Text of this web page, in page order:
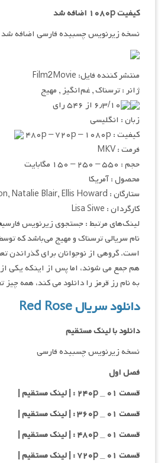
کیفیت ۱۰۸۰p اضافه شد
نسخه زیرنویس چسبیده فارسی اضافه شد
منتشر کننده فایل: Film2Movie
ژانر : ترسناک , غم‌انگیز , مهیج
۶٫۳/۱۰ از ۵۴۶ رای
زبان : انگلیسی
کیفیت : ۴۸۰p – ۷۲۰p – ۱۰۸۰p
فرمت : MKV
حجم : ۵۵۰ – ۲۵۰ – ۱۵۰ مگابایت
محصول : آمریکا
ستارگان : Amelia Clarkson, Natalie Blair, Ellis Howard
کارگردان : Lisa Siwe
لینک‌های مرتبط : جستجوی زیرنویس فارسی
نام سریالی ترسناک و مهیج می‌باشد که
است. گروهی از نوجوانان برای گذراندن
هم جمع می شوند، اما پس از اینکه یکی از
به نام رز قرمز را دانلود می کند، همه
دانلود سریال Red Rose
دانلود با لینک مستقیم
نسخه زیرنویس چسبیده فارسی
فصل اول
قسمت ۰۱ _ ۲۴۰p : | لینک مستقیم |
قسمت ۰۱ _ ۳۶۰p : | لینک مستقیم |
قسمت ۰۱ _ ۴۸۰p : | لینک مستقیم |
قسمت ۰۱ _ ۷۲۰p : | لینک مستقیم |